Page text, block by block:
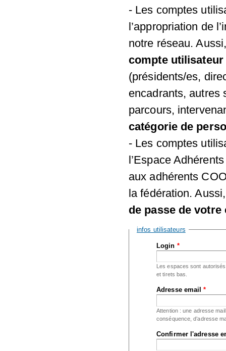
- Les comptes
l’appropriation de
notre réseau.
compte utilisateur
(présidents/es,
encadrants, autres
parcours,
catégorie de
- Les comptes
l’Espace
aux adhérents
la fédération.
de passe de
Masquer
infos utilisateurs
Login *
Les espaces sont
et tirets bas.
Adresse email*
Attention : une adresse
conséquence, d’adresse
Confirmer l'adresse